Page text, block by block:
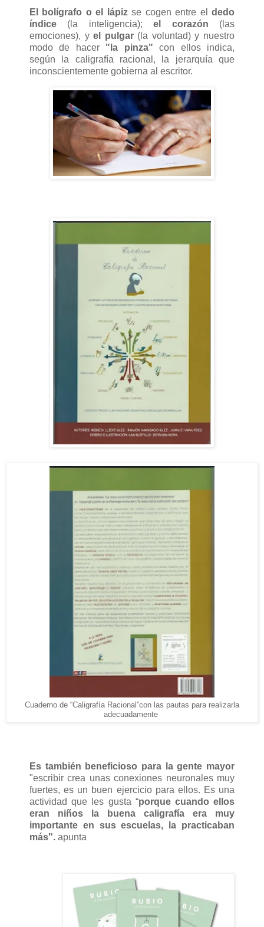
El bolígrafo o el lápizse cogen entre eldedo
índice (la inteligencia);el corazón (las
emociones), yel pulgar (la voluntad) y nuestro
modo de hacer "la pinza" con ellos indica,
según la caligrafía racional, la jerarquía que
inconscientemente gobierna al escritor.
Cuaderno de “Caligrafía Racional”con las pautas para realizarla
adecuadamente
Es también beneficioso para la gente mayor
"escribir crea unas conexiones neuronales muy
fuertes, es un buen ejercicio para ellos. Es una
actividad que les gusta “porque cuando ellos
eran niños la buena caligrafía era muy
importante en sus escuelas, la practicaban
más". apunta